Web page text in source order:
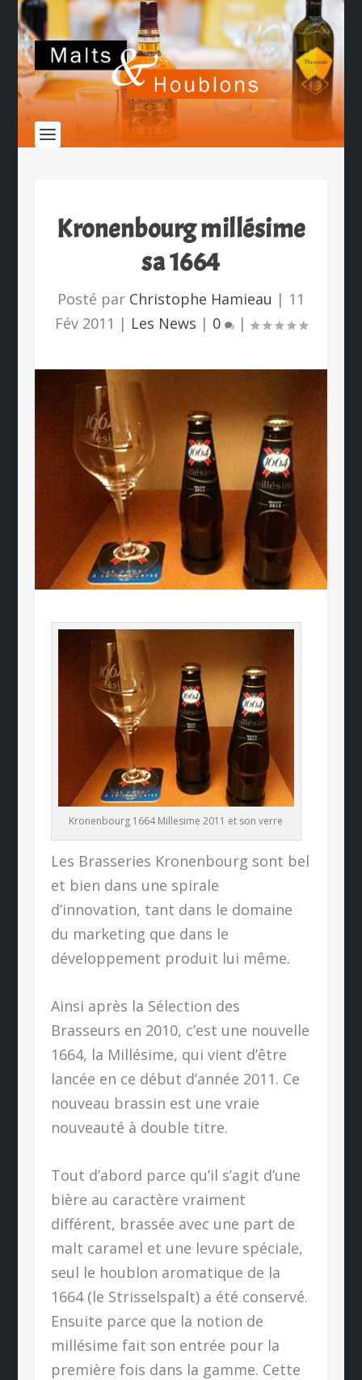
Kronenbourg millésime
sa 1664
Posté par Christophe Hamieau | 11
Fév 2011 | Les News | 0 |
Kronenbourg 1664 Millesime 2011 et son verre
Les Brasseries Kronenbourg sont bel
et bien dans une spirale
d’innovation, tant dans le domaine
du marketing que dans le
développement produit lui même.
Ainsi après la Sélection des
Brasseurs en 2010, c’est une nouvelle
1664, la Millésime, qui vient d’être
lancée en ce début d’année 2011. Ce
nouveau brassin est une vraie
nouveauté à double titre.
Tout d’abord parce qu’il s’agit d’une
bière au caractère vraiment
différent, brassée avec une part de
malt caramel et une levure spéciale,
seul le houblon aromatique de la
1664 (le Strisselspalt) a été conservé.
Ensuite parce que la notion de
millésime fait son entrée pour la
première fois dans la gamme. Cette